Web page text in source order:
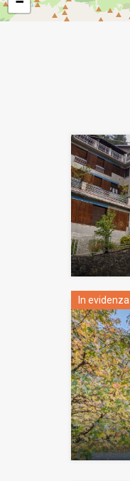
In evidenza